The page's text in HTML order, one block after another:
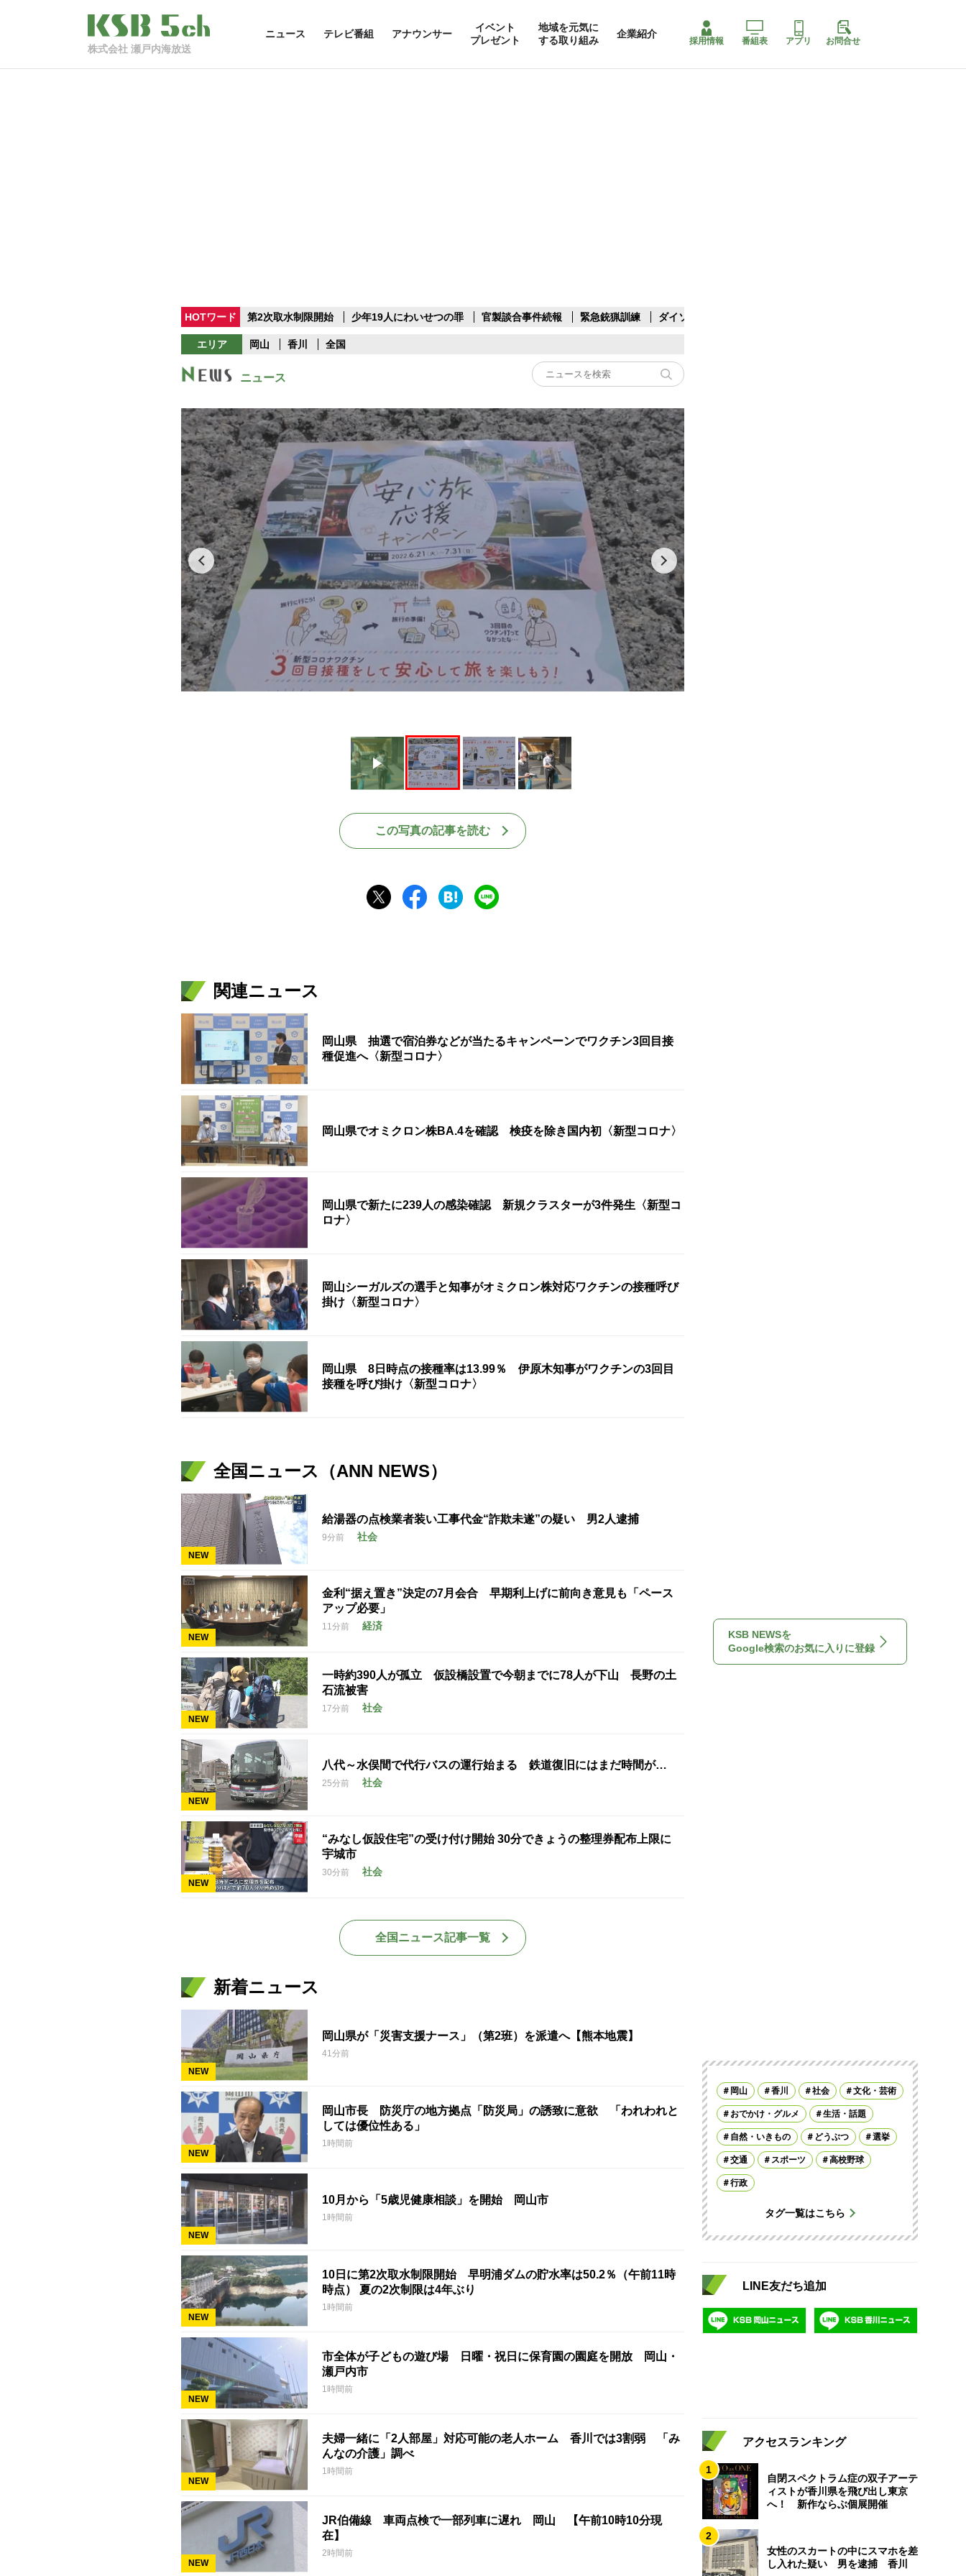
株式会社 瀬戸内海放送
ニュース テレビ番組 アナウンサー
イベント
プレゼント
地域を元気に
する取り組み
企業紹介
採用情報 番組表 アプリ お問合せ
HOTワード 第2次取水制限開始 少年19人にわいせつの罪 官製談合事件続報 緊急銃猟訓練 ダイソー系複合店
エリア 岡山 香川 全国
ニュース
Play
この写真の記事を読む
関連ニュース
岡山県 抽選で宿泊券などが当たるキャンペーンでワクチン3回目接
種促進へ〈新型コロナ〉
岡山県でオミクロン株BA.4を確認 検疫を除き国内初〈新型コロナ〉
岡山県で新たに239人の感染確認 新規クラスターが3件発生〈新型コ
ロナ〉
岡山シーガルズの選手と知事がオミクロン株対応ワクチンの接種呼び
掛け〈新型コロナ〉
岡山県 8日時点の接種率は13.99％ 伊原木知事がワクチンの3回目
接種を呼び掛け〈新型コロナ〉
全国ニュース（ANN NEWS）
NEW
給湯器の点検業者装い工事代金“詐欺未遂”の疑い 男2人逮捕
9分前 社会
NEW
金利“据え置き”決定の7月会合 早期利上げに前向き意見も「ペース
アップ必要」
11分前 経済
NEW
一時約390人が孤立 仮設橋設置で今朝までに78人が下山 長野の土
石流被害
17分前 社会
NEW
八代～水俣間で代行バスの運行始まる 鉄道復旧にはまだ時間が…
25分前 社会
NEW
“みなし仮設住宅”の受け付け開始 30分できょうの整理券配布上限に
宇城市
30分前 社会
全国ニュース記事一覧
新着ニュース
NEW
岡山県が「災害支援ナース」（第2班）を派遣へ【熊本地震】
41分前
NEW
岡山市長 防災庁の地方拠点「防災局」の誘致に意欲 「われわれと
しては優位性ある」
1時間前
NEW
10月から「5歳児健康相談」を開始 岡山市
1時間前
NEW
10日に第2次取水制限開始 早明浦ダムの貯水率は50.2％（午前11時
時点） 夏の2次制限は4年ぶり
1時間前
NEW
市全体が子どもの遊び場 日曜・祝日に保育園の園庭を開放 岡山・
瀬戸内市
1時間前
NEW
夫婦一緒に「2人部屋」対応可能の老人ホーム 香川では3割弱 「み
んなの介護」調べ
1時間前
NEW
JR伯備線 車両点検で一部列車に遅れ 岡山 【午前10時10分現
在】
2時間前
KSB NEWSを
Google検索のお気に入りに登録
岡山 香川 社会 文化・芸術
おでかけ・グルメ 生活・話題
自然・いきもの どうぶつ 選挙
交通 スポーツ 高校野球
行政
タグ一覧はこちら
LINE友だち追加
アクセスランキング
1
自閉スペクトラム症の双子アーテ
ィストが香川県を飛び出し東京
へ！ 新作ならぶ個展開催
2
女性のスカートの中にスマホを差
し入れた疑い 男を逮捕 香川